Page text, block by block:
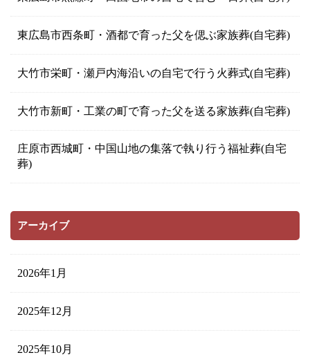
東広島市西条町・酒都で育った父を偲ぶ家族葬(自宅葬)
大竹市栄町・瀬戸内海沿いの自宅で行う火葬式(自宅葬)
大竹市新町・工業の町で育った父を送る家族葬(自宅葬)
庄原市西城町・中国山地の集落で執り行う福祉葬(自宅
葬)
アーカイブ
2026年1月
2025年12月
2025年10月